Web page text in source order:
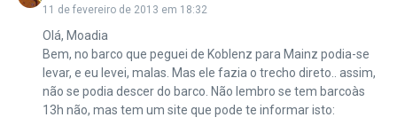
11 de fevereiro de 2013 em 18:32
Olá, Moadia
Bem, no barco que peguei de Koblenz para Mainz podia-se
levar, e eu levei, malas. Mas ele fazia o trecho direto.. assim,
não se podia descer do barco. Não lembro se tem barcoàs
13h não, mas tem um site que pode te informar isto: